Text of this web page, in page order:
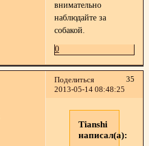
внимательно
наблюдайте за
собакой.
0
Поделиться
35
2013-05-14 08:48:25
Tianshi
написал(а):